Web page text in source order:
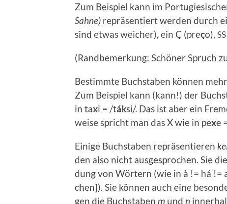
Zum Bei­spiel kann im
Sah­ne) reprä­sen­tiert wer­den durch
sind etwas wei­cher), ein Ç (preço), SS
(Rand­be­mer­kung: Schö­ner Spruch
Bestimm­te Buch­sta­ben kön­nen
Zum Bei­spiel kann (kann!) der
in taxi = /táksi/. Das ist aber ein
wei­se spricht man das X wie in pexe
Eini­ge Buch­sta­ben reprä­sen­tie­ren
den also nicht aus­ge­spro­chen. Sie
dung von Wör­tern (wie in à != há !=
chen]). Sie kön­nen auch eine
gen die Buch­sta­ben m und n